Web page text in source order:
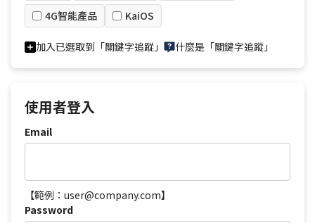
4G智能產品
KaiOS
加入已選取到「關鍵字追蹤」 什麼是「關鍵字追蹤」
使用者登入
Email
【範例：user@company.com】
Password